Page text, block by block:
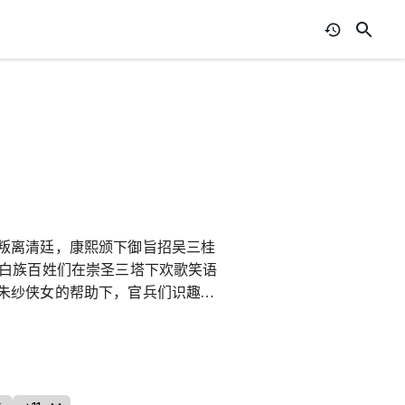
离清廷，康熙颁下御旨招吴三桂
族百姓们在崇圣三塔下欢歌笑语
纱侠女的帮助下，官兵们识趣地
随白剑青同官兵角斗大闹草寇
，下有李闯王手下的散兵游勇、
和女儿吴奇微服来到大理，一方